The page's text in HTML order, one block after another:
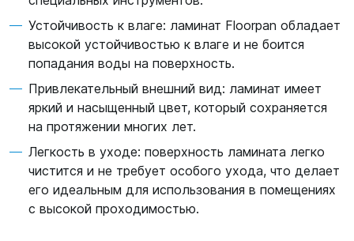
Устойчивость к влаге: ламинат Floorpan обладает
высокой устойчивостью к влаге и не боится
попадания воды на поверхность.
Привлекательный внешний вид: ламинат имеет
яркий и насыщенный цвет, который сохраняется
на протяжении многих лет.
Легкость в уходе: поверхность ламината легко
чистится и не требует особого ухода, что делает
его идеальным для использования в помещениях
с высокой проходимостью.